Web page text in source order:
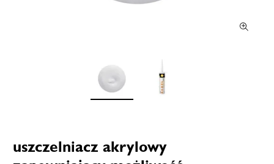
uszczelniacz akrylowy